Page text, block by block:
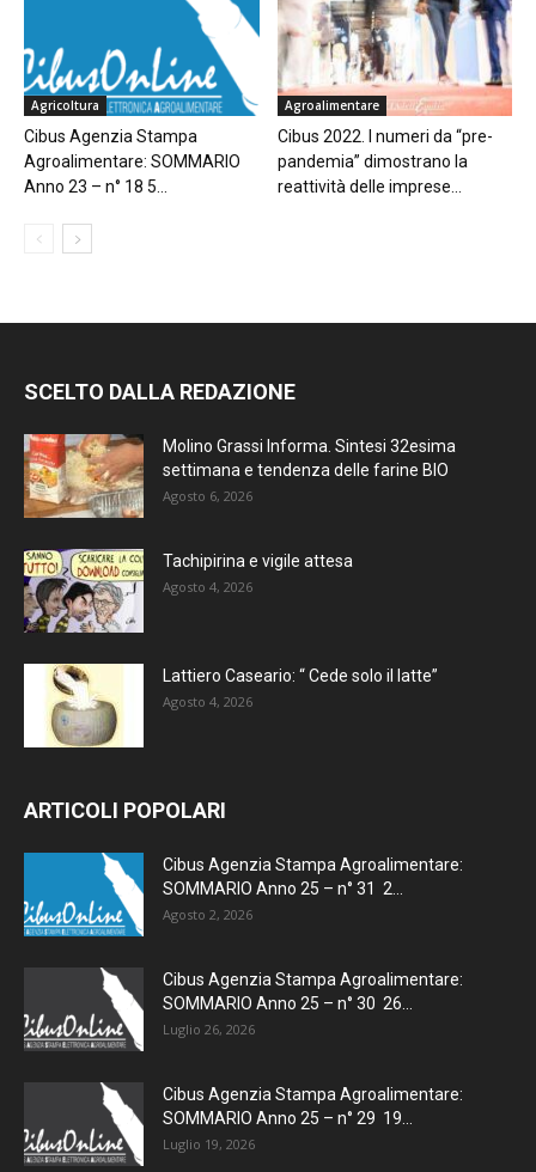
Agricoltura
Cibus Agenzia Stampa
Agroalimentare: SOMMARIO
Anno 23 – n° 18 5...
Agroalimentare
Cibus 2022. I numeri da “pre-
pandemia” dimostrano la
reattività delle imprese...
SCELTO DALLA REDAZIONE
Molino Grassi Informa. Sintesi 32esima
settimana e tendenza delle farine BIO
Agosto 6, 2026
Tachipirina e vigile attesa
Agosto 4, 2026
Lattiero Caseario: “ Cede solo il latte”
Agosto 4, 2026
ARTICOLI POPOLARI
Cibus Agenzia Stampa Agroalimentare:
SOMMARIO Anno 25 – n° 31 2...
Agosto 2, 2026
Cibus Agenzia Stampa Agroalimentare:
SOMMARIO Anno 25 – n° 30 26...
Luglio 26, 2026
Cibus Agenzia Stampa Agroalimentare:
SOMMARIO Anno 25 – n° 29 19...
Luglio 19, 2026